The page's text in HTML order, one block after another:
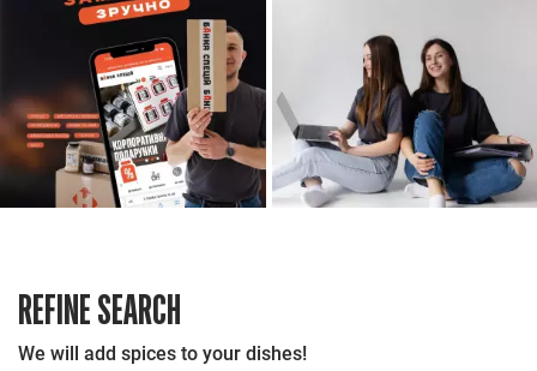
REFINE SEARCH
We will add spices to your dishes!